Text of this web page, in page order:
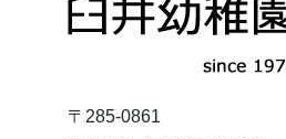
〒285-0861